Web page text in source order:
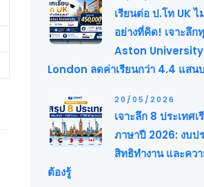
เรียนต่อ ป.โท UK ไ
อย่างที่คิด! เจาะลึก
Aston University
London ลดค่าเรียนกว่า 4.4 แสน
20/05/2026
เจาะลึก 8 ประเทศเ
ภาษาปี 2026: งบป
สิทธิทำงาน และคว
ต้องรู้